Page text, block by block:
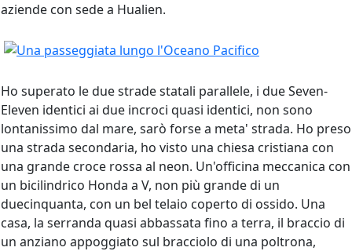
aziende con sede a Hualien.
Ho superato le due strade statali parallele, i due Seven-
Eleven identici ai due incroci quasi identici, non sono
lontanissimo dal mare, sarò forse a meta' strada. Ho preso
una strada secondaria, ho visto una chiesa cristiana con
una grande croce rossa al neon. Un'officina meccanica con
un bicilindrico Honda a V, non più grande di un
duecinquanta, con un bel telaio coperto di ossido. Una
casa, la serranda quasi abbassata fino a terra, il braccio di
un anziano appoggiato sul bracciolo di una poltrona,